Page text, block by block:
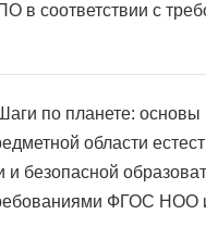
в соответствии с
по планете: основы
области
и безопасной
ФГОС